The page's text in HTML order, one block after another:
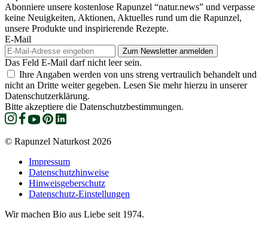
Abonniere unsere kostenlose Rapunzel “natur.news” und verpasse
keine Neuigkeiten, Aktionen, Aktuelles rund um die Rapunzel,
unsere Produkte und inspirierende Rezepte.
E-Mail
Das Feld E-Mail darf nicht leer sein.
Ihre Angaben werden von uns streng vertraulich behandelt und
nicht an Dritte weiter gegeben. Lesen Sie mehr hierzu in unserer
Datenschutzerklärung.
Bitte akzeptiere die Datenschutzbestimmungen.
© Rapunzel Naturkost 2026
Impressum
Datenschutzhinweise
Hinweisgeberschutz
Datenschutz-Einstellungen
Wir machen Bio aus Liebe seit 1974.